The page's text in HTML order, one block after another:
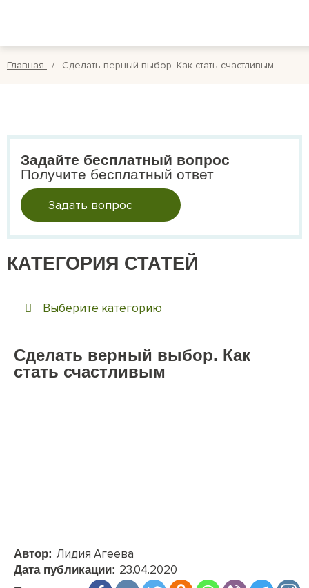
Главная Сделать верный выбор. Как стать счастливым
Задайте бесплатный вопрос
Получите бесплатный ответ
Задать вопрос
КАТЕГОРИЯ СТАТЕЙ
Выберите категорию
Сделать верный выбор. Как
стать счастливым
Автор: Лидия Агеева
Дата публикации: 23.04.2020